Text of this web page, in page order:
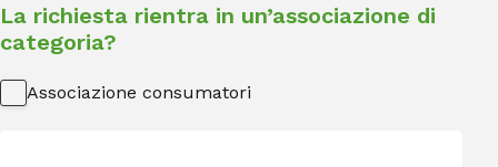
La richiesta rientra in un’associazione di
categoria?
Associazione consumatori